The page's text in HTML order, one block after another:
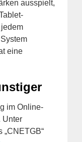
ausspielt,
eine
im Online-
Unter